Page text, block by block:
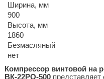
Ширина, мм
900
Высота, мм
1860
Безмасляный
нет
Компрессор винтовой на
ВК-22РО-500представляет